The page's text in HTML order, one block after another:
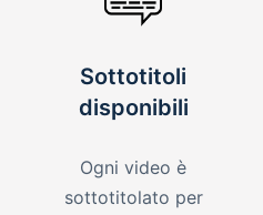
Sottotitoli
disponibili
Ogni video è
sottotitolato per